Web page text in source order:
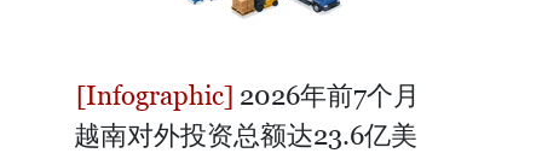
2026年前7个月
越南对外投资总额达23.6亿美